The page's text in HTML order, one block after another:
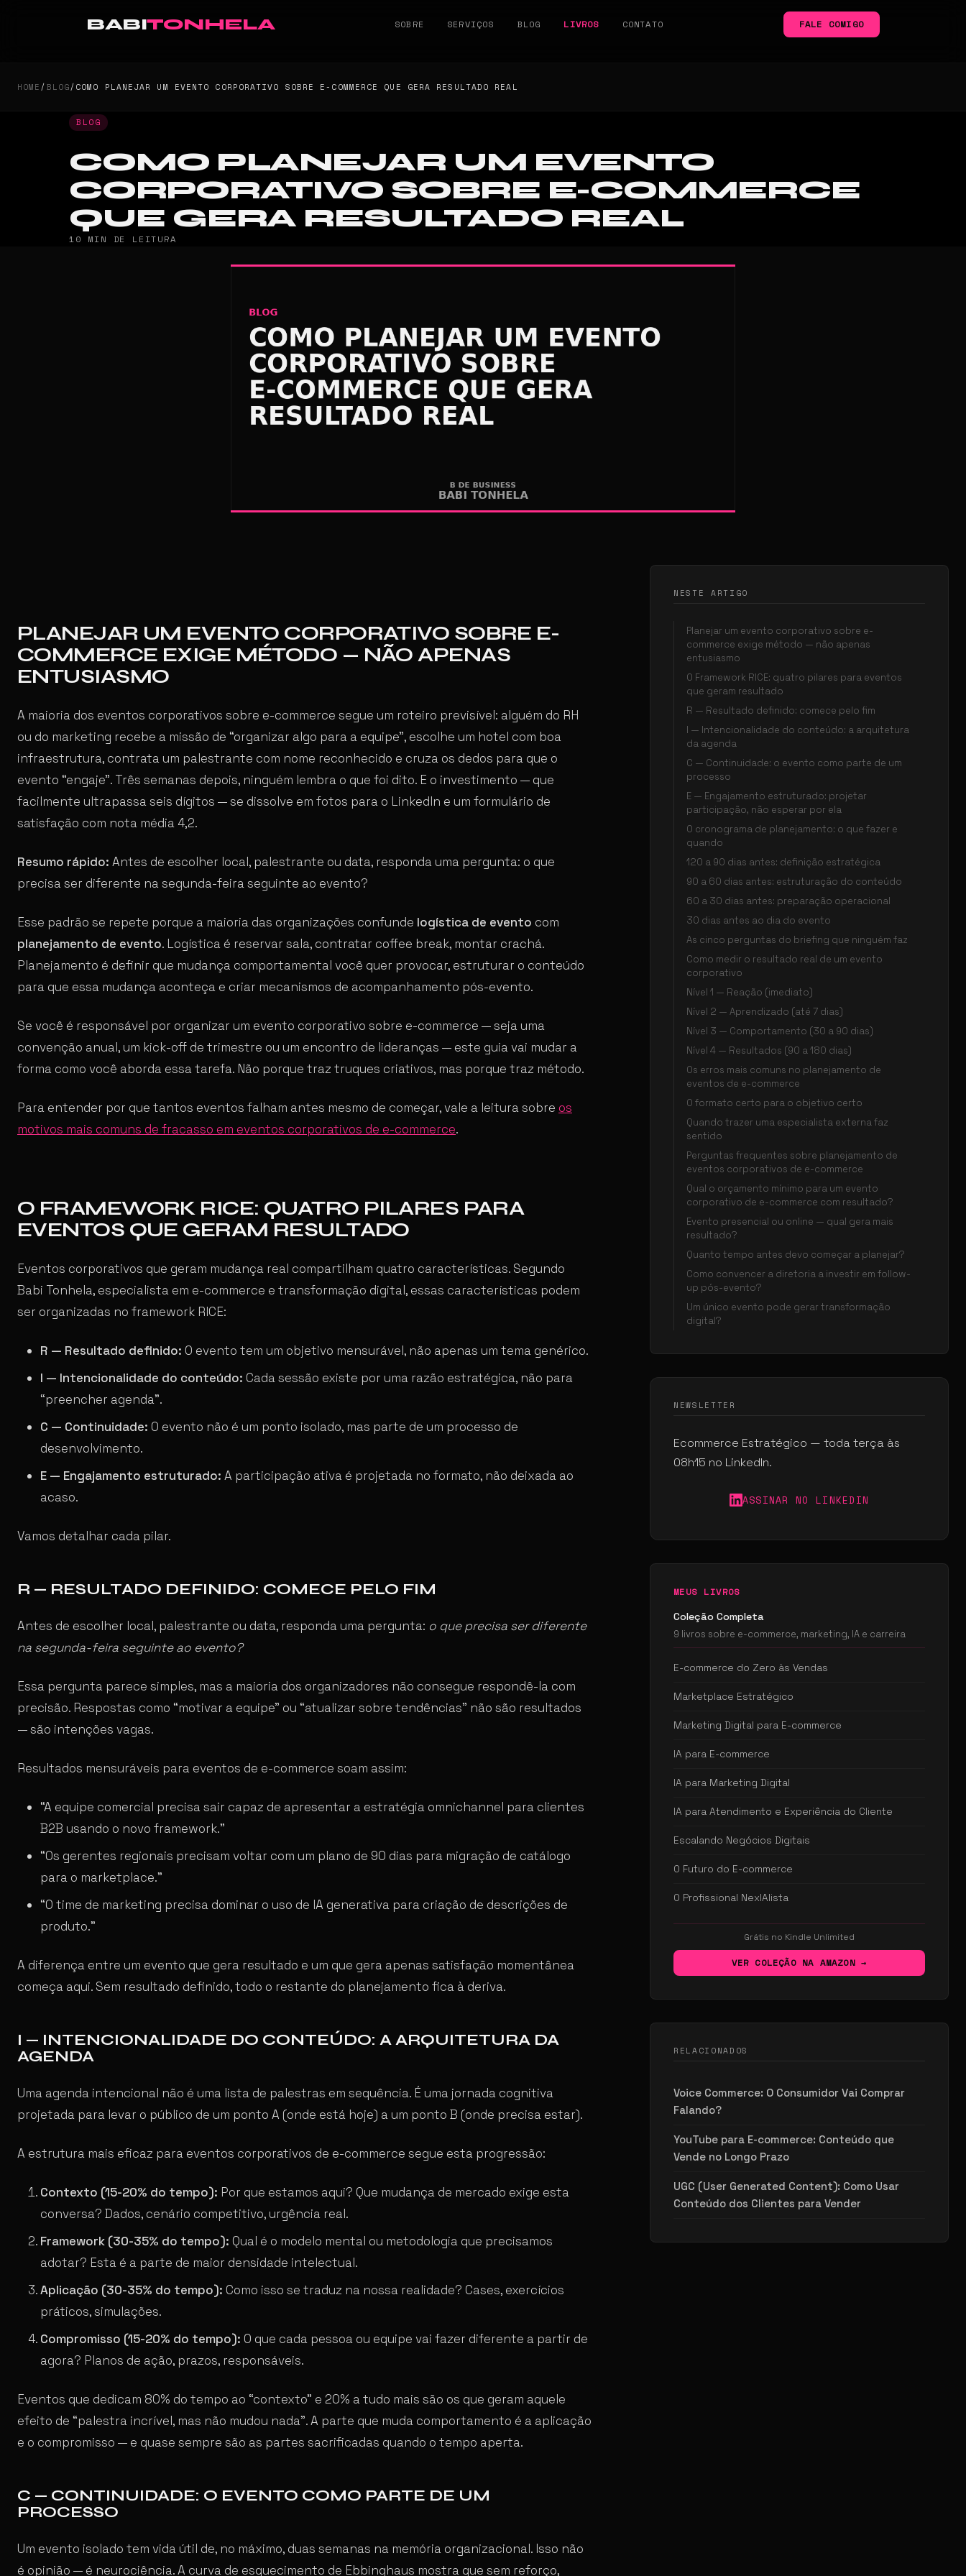
BABITONHELA SOBRE SERVIÇOS BLOG LIVROS CONTATO FALE COMIGO
HOME/BLOG/COMO PLANEJAR UM EVENTO CORPORATIVO SOBRE E-COMMERCE QUE GERA RESULTADO REAL
BLOG
COMO PLANEJAR UM EVENTO
CORPORATIVO SOBRE E-COMMERCE
QUE GERA RESULTADO REAL
10 MIN DE LEITURA
PLANEJAR UM EVENTO CORPORATIVO SOBRE E-
COMMERCE EXIGE MÉTODO — NÃO APENAS
ENTUSIASMO
A maioria dos eventos corporativos sobre e-commerce segue um roteiro previsível: alguém do RH
ou do marketing recebe a missão de “organizar algo para a equipe”, escolhe um hotel com boa
infraestrutura, contrata um palestrante com nome reconhecido e cruza os dedos para que o
evento “engaje”. Três semanas depois, ninguém lembra o que foi dito. E o investimento — que
facilmente ultrapassa seis dígitos — se dissolve em fotos para o LinkedIn e um formulário de
satisfação com nota média 4,2.
Resumo rápido: Antes de escolher local, palestrante ou data, responda uma pergunta: o que
precisa ser diferente na segunda-feira seguinte ao evento?
Esse padrão se repete porque a maioria das organizações confunde logística de evento com
planejamento de evento. Logística é reservar sala, contratar coffee break, montar crachá.
Planejamento é definir que mudança comportamental você quer provocar, estruturar o conteúdo
para que essa mudança aconteça e criar mecanismos de acompanhamento pós-evento.
Se você é responsável por organizar um evento corporativo sobre e-commerce — seja uma
convenção anual, um kick-off de trimestre ou um encontro de lideranças — este guia vai mudar a
forma como você aborda essa tarefa. Não porque traz truques criativos, mas porque traz método.
Para entender por que tantos eventos falham antes mesmo de começar, vale a leitura sobre os
motivos mais comuns de fracasso em eventos corporativos de e-commerce.
O FRAMEWORK RICE: QUATRO PILARES PARA
EVENTOS QUE GERAM RESULTADO
Eventos corporativos que geram mudança real compartilham quatro características. Segundo
Babi Tonhela, especialista em e-commerce e transformação digital, essas características podem
ser organizadas no framework RICE:
R — Resultado definido: O evento tem um objetivo mensurável, não apenas um tema genérico.
I — Intencionalidade do conteúdo: Cada sessão existe por uma razão estratégica, não para
“preencher agenda”.
C — Continuidade: O evento não é um ponto isolado, mas parte de um processo de
desenvolvimento.
E — Engajamento estruturado: A participação ativa é projetada no formato, não deixada ao
acaso.
Vamos detalhar cada pilar.
R — RESULTADO DEFINIDO: COMECE PELO FIM
Antes de escolher local, palestrante ou data, responda uma pergunta: o que precisa ser diferente
na segunda-feira seguinte ao evento?
Essa pergunta parece simples, mas a maioria dos organizadores não consegue respondê-la com
precisão. Respostas como “motivar a equipe” ou “atualizar sobre tendências” não são resultados
— são intenções vagas.
Resultados mensuráveis para eventos de e-commerce soam assim:
“A equipe comercial precisa sair capaz de apresentar a estratégia omnichannel para clientes
B2B usando o novo framework.”
“Os gerentes regionais precisam voltar com um plano de 90 dias para migração de catálogo
para o marketplace.”
“O time de marketing precisa dominar o uso de IA generativa para criação de descrições de
produto.”
A diferença entre um evento que gera resultado e um que gera apenas satisfação momentânea
começa aqui. Sem resultado definido, todo o restante do planejamento fica à deriva.
I — INTENCIONALIDADE DO CONTEÚDO: A ARQUITETURA DA
AGENDA
Uma agenda intencional não é uma lista de palestras em sequência. É uma jornada cognitiva
projetada para levar o público de um ponto A (onde está hoje) a um ponto B (onde precisa estar).
A estrutura mais eficaz para eventos corporativos de e-commerce segue esta progressão:
Contexto (15-20% do tempo): Por que estamos aqui? Que mudança de mercado exige esta
conversa? Dados, cenário competitivo, urgência real.
Framework (30-35% do tempo): Qual é o modelo mental ou metodologia que precisamos
adotar? Esta é a parte de maior densidade intelectual.
Aplicação (30-35% do tempo): Como isso se traduz na nossa realidade? Cases, exercícios
práticos, simulações.
Compromisso (15-20% do tempo): O que cada pessoa ou equipe vai fazer diferente a partir de
agora? Planos de ação, prazos, responsáveis.
Eventos que dedicam 80% do tempo ao “contexto” e 20% a tudo mais são os que geram aquele
efeito de “palestra incrível, mas não mudou nada”. A parte que muda comportamento é a aplicação
e o compromisso — e quase sempre são as partes sacrificadas quando o tempo aperta.
C — CONTINUIDADE: O EVENTO COMO PARTE DE UM
PROCESSO
Um evento isolado tem vida útil de, no máximo, duas semanas na memória organizacional. Isso não
é opinião — é neurociência. A curva de esquecimento de Ebbinghaus mostra que sem reforço,
NESTE ARTIGO
Planejar um evento corporativo sobre e-
commerce exige método — não apenas
entusiasmo
O Framework RICE: quatro pilares para eventos
que geram resultado
R — Resultado definido: comece pelo fim
I — Intencionalidade do conteúdo: a arquitetura
da agenda
C — Continuidade: o evento como parte de um
processo
E — Engajamento estruturado: projetar
participação, não esperar por ela
O cronograma de planejamento: o que fazer e
quando
120 a 90 dias antes: definição estratégica
90 a 60 dias antes: estruturação do conteúdo
60 a 30 dias antes: preparação operacional
30 dias antes ao dia do evento
As cinco perguntas do briefing que ninguém faz
Como medir o resultado real de um evento
corporativo
Nível 1 — Reação (imediato)
Nível 2 — Aprendizado (até 7 dias)
Nível 3 — Comportamento (30 a 90 dias)
Nível 4 — Resultados (90 a 180 dias)
Os erros mais comuns no planejamento de
eventos de e-commerce
O formato certo para o objetivo certo
Quando trazer uma especialista externa faz
sentido
Perguntas frequentes sobre planejamento de
eventos corporativos de e-commerce
Qual o orçamento mínimo para um evento
corporativo de e-commerce com resultado?
Evento presencial ou online — qual gera mais
resultado?
Quanto tempo antes devo começar a planejar?
Como convencer a diretoria a investir em follow-
up pós-evento?
Um único evento pode gerar transformação
digital?
NEWSLETTER
Ecommerce Estratégico — toda terça às
08h15 no LinkedIn.
ASSINAR NO LINKEDIN
MEUS LIVROS
Coleção Completa
9 livros sobre e-commerce, marketing, IA e carreira
E-commerce do Zero às Vendas
Marketplace Estratégico
Marketing Digital para E-commerce
IA para E-commerce
IA para Marketing Digital
IA para Atendimento e Experiência do Cliente
Escalando Negócios Digitais
O Futuro do E-commerce
O Profissional NexIAlista
Grátis no Kindle Unlimited
VER COLEÇÃO NA AMAZON →
RELACIONADOS
Voice Commerce: O Consumidor Vai Comprar
Falando?
YouTube para E-commerce: Conteúdo que
Vende no Longo Prazo
UGC (User Generated Content): Como Usar
Conteúdo dos Clientes para Vender